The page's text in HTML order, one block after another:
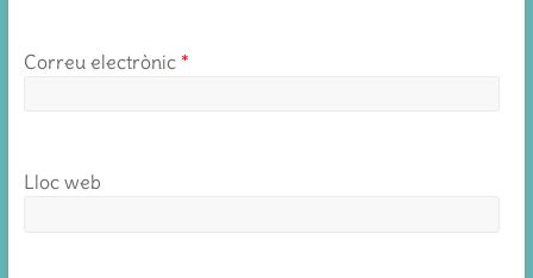
Correu electrònic *
Lloc web